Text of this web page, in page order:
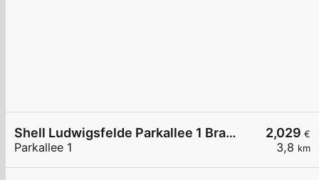
2,029 €
3,8 km
Shell Ludwigsfelde Parkallee 1 Brandenburg Park
Parkallee 1